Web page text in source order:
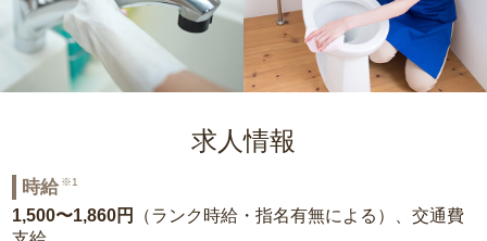
求人情報
時給 ※1
1,500〜1,860円
（ランク時給・指名有無による）、交通費